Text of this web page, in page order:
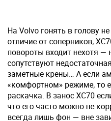
На Volvo гонять в голову
отличие от соперников,
повороты входит нехотя —
сопутствуют
заметные крены… А если
«комфортном» режиме, то
раскачка. В занос XC70
что его часто можно не
всегда лишь фон — вне